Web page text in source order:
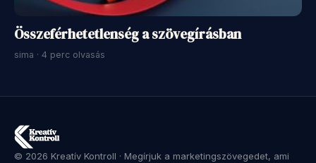
Összeférhetetlenség a szövegírásban
sima · 4 perc olvasás
© 2026 Kreatív Kontroll · Megírjuk a marketingszövegedet, ami